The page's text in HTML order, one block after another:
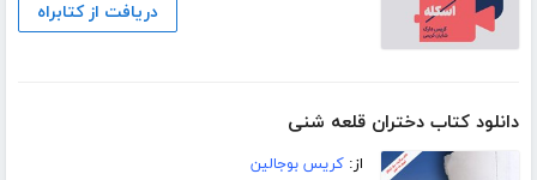
دریافت از کتابراه
دانلود کتاب دختران قلعه شنی
از:کریس بوجالین